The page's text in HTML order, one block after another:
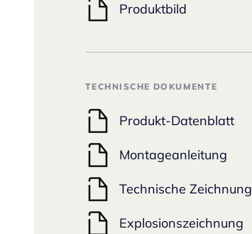
Produktbild
TECHNISCHE DOKUMENTE
Produkt-Datenblatt
Montageanleitung
Technische Zeichnung
Explosionszeichnung